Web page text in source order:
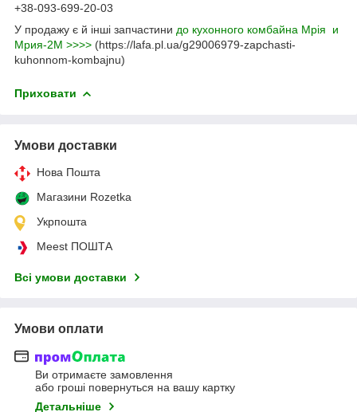
+38-093-699-20-03
У продажу є й інші запчастини до кухонного комбайна Мрія и
Мрия-2М >>>> (https://lafa.pl.ua/g29006979-zapchasti-
kuhonnom-kombajnu)
Приховати
Умови доставки
Нова Пошта
Магазини Rozetka
Укрпошта
Meest ПОШТА
Всі умови доставки
Умови оплати
Ви отримаєте замовлення
або гроші повернуться на вашу картку
Детальніше